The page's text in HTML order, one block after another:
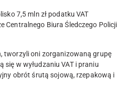
7,5 mln zł podatku VAT
Centralnego Biura Śledczego Policji
tworzyli oni zorganizowaną grupę
się w wyłudzaniu VAT i praniu
obrót śrutą sojową, rzepakową i